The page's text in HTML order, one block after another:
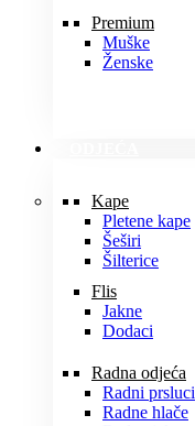
Premium
Muške
Ženske
Kape
Pletene kape
Šeširi
Šilterice
Flis
Jakne
Dodaci
Radna odjeća
Radni prsluci
Radne hlače